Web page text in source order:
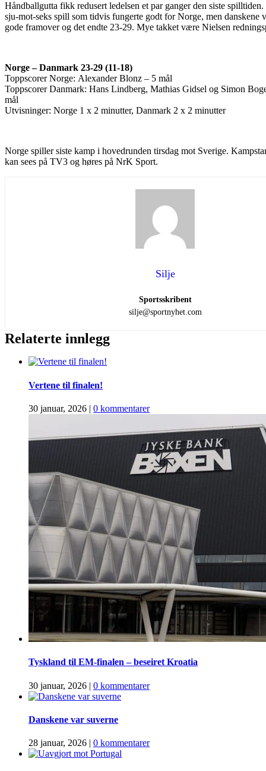
Håndballgutta fikk redusert ledelsen et par ganger den siste spilltiden.
sju-mot-seks spill som tidvis fungerte godt for Norge, men danskene
gode framover og det endte 23-29. Mye takket være Nielsen
Norge – Danmark 23-29 (11-18)
Toppscorer Norge: Alexander Blonz – 5 mål
Toppscorer Danmark: Hans Lindberg, Mathias Gidsel og Simon
mål
Utvisninger: Norge 1 x 2 minutter, Danmark 2 x 2 minutter
Norge spiller siste kamp i hovedrunden tirsdag mot Sverige.
kan sees på TV3 og høres på NrK Sport.
Silje
Sportsskribent
silje@sportnyhet.com
Relaterte innlegg
Vertene til finalen!
30 januar, 2026 | 0 kommentarer
Tyskland til EM-finalen – beseiret Kroatia
30 januar, 2026 | 0 kommentarer
Danskene var suverne
28 januar, 2026 | 0 kommentarer